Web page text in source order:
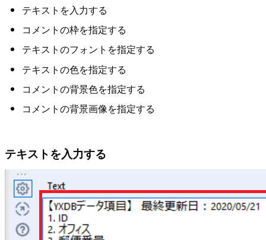
テキストを入力する
コメントの枠を指定する
テキストのフォントを指定する
テキストの色を指定する
コメントの背景色を指定する
コメントの背景画像を指定する
テキストを入力する